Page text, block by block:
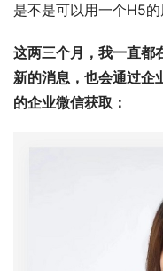
是不是可以用一个H5
这两三个月，我一直都
新的消息，也会通过企
的企业微信获取：